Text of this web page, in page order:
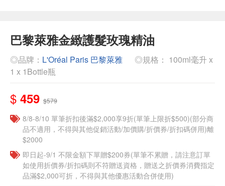
巴黎萊雅金緻護髮玫瑰精油
◎品牌： L'Oréal Paris 巴黎萊雅
◎規格： 100ml毫升 x
1 x 1Bottle瓶
$ 459 $579
8/8-8/10 單筆折扣後滿$2,000享9折(單筆上限折$500)(部分商
品不適用，不得與其他促銷活動/加價購/折價券/折扣碼併用)離
$2000
即日起-9/1 不限金額下單贈$200券(單筆不累贈，請注意訂單
如使用折價券/折扣碼則不符贈送資格，贈送之折價券消費指定
品滿$2,000可折，不得與其他優惠活動合併使用)